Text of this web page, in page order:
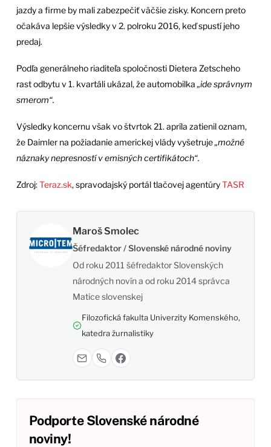
jazdy a firme by mali zabezpečiť väčšie zisky. Koncern preto
očakáva lepšie výsledky v 2. polroku 2016, keď spustí jeho
predaj.
Podľa generálneho riaditeľa spoločnosti Dietera Zetscheho
rast odbytu v 1. kvartáli ukázal, že automobilka „ide správnym
smerom“.
Výsledky koncernu však vo štvrtok 21. apríla zatienil oznam,
že Daimler na požiadanie americkej vlády vyšetruje„možné
náznaky nepresností v emisných certifikátoch“.
Zdroj:Teraz.sk, spravodajský portál tlačovej agentúryTASR
Maroš Smolec
Šéfredaktor / Slovenské národné noviny
Od roku 2011 šéfredaktor Slovenských
národných novín a od roku 2014 správca
Matice slovenskej
Filozofická fakulta Univerzity Komenského,
katedra žurnalistiky
Podporte Slovenské národné
noviny!